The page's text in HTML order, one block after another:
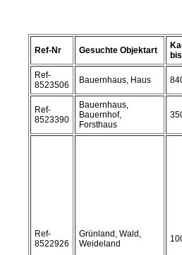
Ref-Nr Gesuchte Objektart
Ref-
8523506
Bauernhaus, Haus
Ref-
8523390
Bauernhaus,
Bauernhof,
Forsthaus
Ref-
8522926
Grünland, Wald,
Weideland